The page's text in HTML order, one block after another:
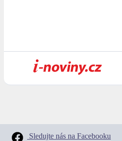
Sledujte nás na Facebooku